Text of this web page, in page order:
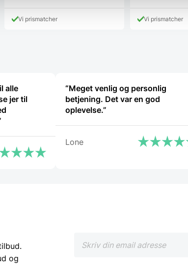
var:
419,00 DKK.
aktuelle
pris
er:Vi prismatcher
var:
aktuelle
pris
er:Vi prismatcher
alle
jer til
“Meget venlig og personlig
betjening. Det var en god
oplevelse.”
Lone
og